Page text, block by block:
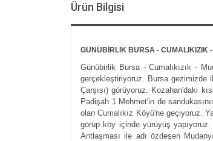
Ürün Bilgisi
GÜNÜBİRLİK BURSA - CUMALIKIZIK
Günübirlik Bursa - Cumalıkızık -
gerçekleştiriyoruz. Bursa gezimizde
Çarşısı) görüyoruz. Kozahan'daki
Padişah 1.Mehmet'in de
olan Cumalıkız Köyü'ne geçiyoruz.
görüp köy içinde yürüyüş yapıyoruz.
Antlaşması ile adı özdeşen